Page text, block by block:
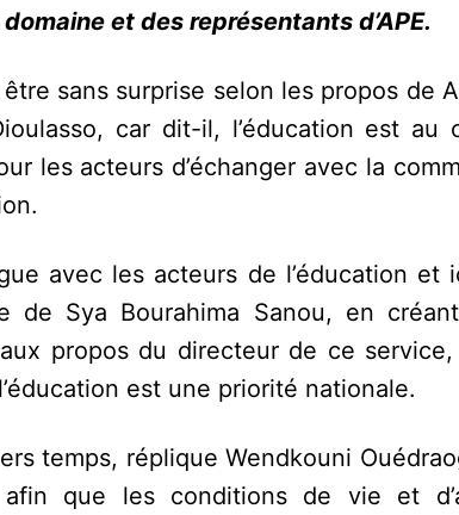
et des représentants d’APE.
sans surprise selon les propos de
car dit-il, l’éducation est
les acteurs d’échanger avec la
avec les acteurs de l’éducation
de Sya Bourahima Sanou, en
propos du directeur de ce
est une priorité nationale.
temps, réplique Wendkouni
afin que les conditions de vie et